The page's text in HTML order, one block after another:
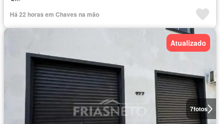
Há 22 horas em Chaves na mão
7fotos
Atualizado